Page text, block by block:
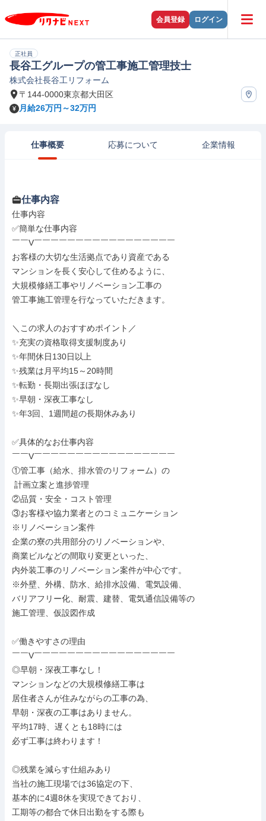
会員登録 ログイン
正社員
長谷工グループの管工事施工管理技士
株式会社長谷工リフォーム
〒144-0000東京都大田区
月給26万円～32万円
仕事概要 応募について 企業情報
仕事内容
仕事内容
✅簡単な仕事内容
￣￣V￣￣￣￣￣￣￣￣￣￣￣￣￣￣￣￣￣
お客様の大切な生活拠点であり資産である
マンションを長く安心して住めるように、
大規模修繕工事やリノベーション工事の
管工事施工管理を行なっていただきます。
＼この求人のおすすめポイント／
✨充実の資格取得支援制度あり
✨年間休日130日以上
✨残業は月平均15～20時間
✨転勤・長期出張ほぼなし
✨早朝・深夜工事なし
✨年3回、1週間超の長期休みあり
✅具体的なお仕事内容
￣￣V￣￣￣￣￣￣￣￣￣￣￣￣￣￣￣￣￣
①管工事（給水、排水管のリフォーム）の
②品質・安全・コスト管理
③お客様や協力業者とのコミュニケーション
※リノベーション案件
企業の寮の共用部分のリノベーションや、
商業ビルなどの間取り変更といった、
内外装工事のリノベーション案件が中心です。
※外壁、外構、防水、給排水設備、電気設備、
バリアフリー化、耐震、建替、電気通信設備等の
施工管理、仮設図作成
✅働きやすさの理由
￣￣V￣￣￣￣￣￣￣￣￣￣￣￣￣￣￣￣￣
◎早朝・深夜工事なし！
マンションなどの大規模修繕工事は
居住者さんが住みながらの工事の為、
早朝・深夜の工事はありません。
平均17時、遅くとも18時には
必ず工事は終わります！
◎残業を減らす仕組みあり
当社の施工現場では36協定の下、
基本的に4週8休を実現できており、
工期等の都合で休日出勤をする際も